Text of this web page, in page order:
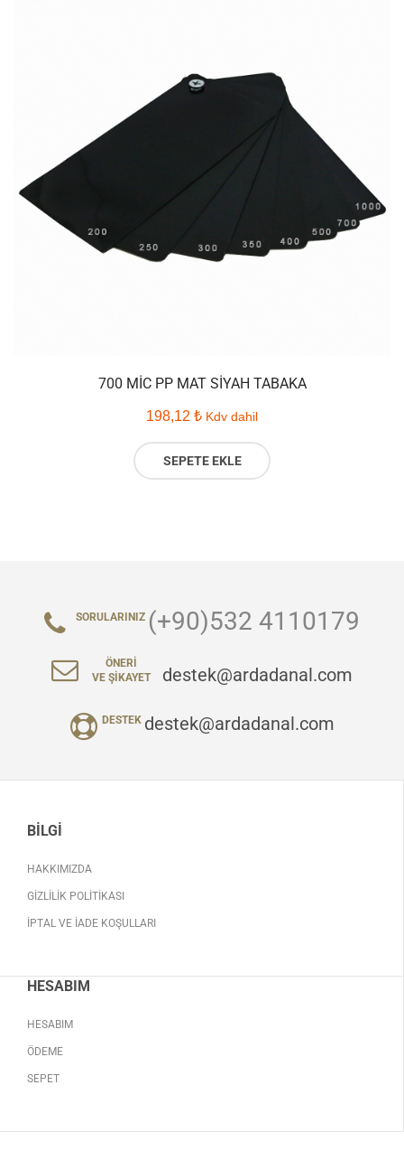
700 MIC PP MAT SIYAH TABAKA
198,12 ₺ Kdv dahil
SEPETE EKLE
SORULARINIZ (+90)532 4110179
ÖNERI
VE ŞIKAYET
destek@ardadanal.com
DESTEK destek@ardadanal.com
BILGI
HAKKIMIZDA
GIZLILIK POLITIKASI
İPTAL VE İADE KOŞULLARI
HESABIM
HESABIM
ÖDEME
SEPET